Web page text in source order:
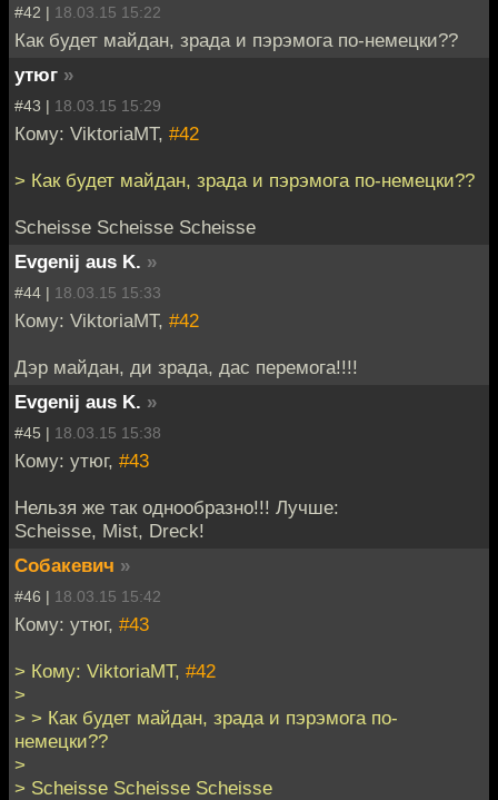
#42 | 18.03.15 15:22
Как будет майдан, зрада и пэрэмога по-немецки??
утюг »
#43 | 18.03.15 15:29
Кому: ViktoriaMT, #42
> Как будет майдан, зрада и пэрэмога по-немецки??
Scheisse Scheisse Scheisse
Evgenij aus K. »
#44 | 18.03.15 15:33
Кому: ViktoriaMT, #42
Дэр майдан, ди зрада, дас перемога!!!!
Evgenij aus K. »
#45 | 18.03.15 15:38
Кому: утюг, #43
Нельзя же так однообразно!!! Лучше:
Scheisse, Mist, Dreck!
Собакевич »
#46 | 18.03.15 15:42
Кому: утюг, #43
> Кому: ViktoriaMT, #42
>
> > Как будет майдан, зрада и пэрэмога по-
немецки??
>
> Scheisse Scheisse Scheisse